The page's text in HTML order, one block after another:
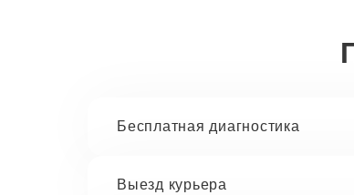
Бесплатная диагностика
Выезд курьера